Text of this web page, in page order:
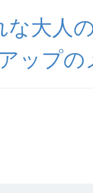
な大人
ップの